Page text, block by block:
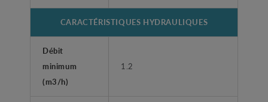
CARACTÉRISTIQUES HYDRAULIQUES
Débit
minimum
(m3/h)
1.2